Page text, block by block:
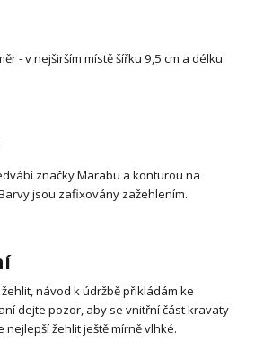
- v nejširším místě šířku 9,5 cm a délku
značky Marabu a konturou na
jsou zafixovány zažehlením.
návod k údržbě přikládám ke
dejte pozor, aby se vnitřní část kravaty
žehlit ještě mírně vlhké.